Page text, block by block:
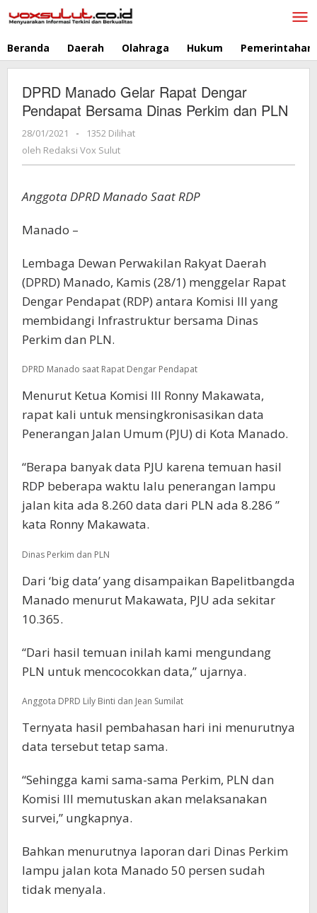
ke
Beranda Daerah Olahraga Hukum Pemerintahan
DPRD Manado Gelar Rapat Dengar
Pendapat Bersama Dinas Perkim dan PLN
28/01/2021
oleh
Redaksi
-
1352 Dilihat
oleh Redaksi Vox Sulut
Anggota DPRD Manado Saat RDP
Manado –
Lembaga Dewan Perwakilan Rakyat Daerah
(DPRD) Manado, Kamis (28/1) menggelar Rapat
Dengar Pendapat (RDP) antara Komisi III yang
membidangi Infrastruktur bersama Dinas
Perkim dan PLN.
DPRD Manado saat Rapat Dengar Pendapat
Menurut Ketua Komisi III Ronny Makawata,
rapat kali untuk mensingkronisasikan data
Penerangan Jalan Umum (PJU) di Kota Manado.
“Berapa banyak data PJU karena temuan hasil
RDP beberapa waktu lalu penerangan lampu
jalan kita ada 8.260 data dari PLN ada 8.286 ”
kata Ronny Makawata.
Dinas Perkim dan PLN
Dari ‘big data’ yang disampaikan Bapelitbangda
Manado menurut Makawata, PJU ada sekitar
10.365.
“Dari hasil temuan inilah kami mengundang
PLN untuk mencocokkan data,” ujarnya.
Anggota DPRD Lily Binti dan Jean Sumilat
Ternyata hasil pembahasan hari ini menurutnya
data tersebut tetap sama.
“Sehingga kami sama-sama Perkim, PLN dan
Komisi III memutuskan akan melaksanakan
survei,” ungkapnya.
Bahkan menurutnya laporan dari Dinas Perkim
lampu jalan kota Manado 50 persen sudah
tidak menyala.